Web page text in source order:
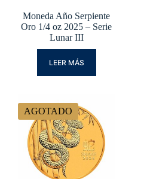
Moneda Año Serpiente
Oro 1/4 oz 2025 – Serie
Lunar III
LEER MÁS
AGOTADO